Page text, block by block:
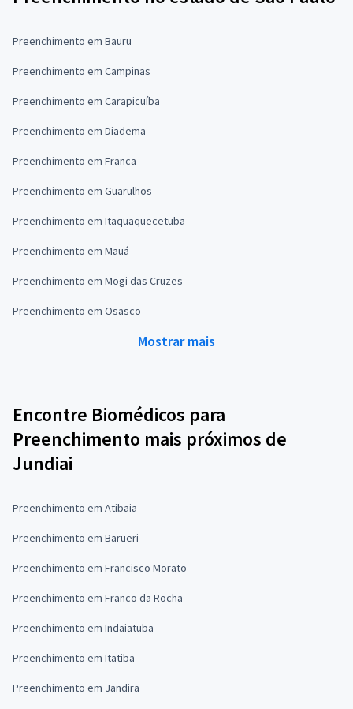
Preenchimento em Bauru
Preenchimento em Campinas
Preenchimento em Carapicuíba
Preenchimento em Diadema
Preenchimento em Franca
Preenchimento em Guarulhos
Preenchimento em Itaquaquecetuba
Preenchimento em Mauá
Preenchimento em Mogi das Cruzes
Preenchimento em Osasco
Mostrar mais
Encontre Biomédicos para
Preenchimento mais próximos de
Jundiai
Preenchimento em Atibaia
Preenchimento em Barueri
Preenchimento em Francisco Morato
Preenchimento em Franco da Rocha
Preenchimento em Indaiatuba
Preenchimento em Itatiba
Preenchimento em Jandira